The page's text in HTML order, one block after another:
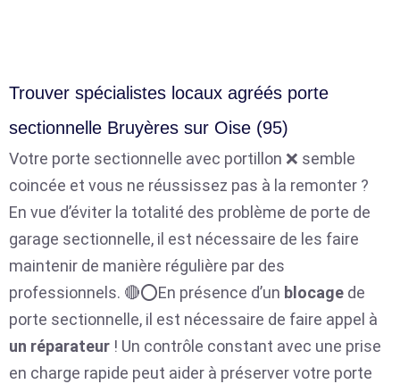
Trouver spécialistes locaux agréés porte
sectionnelle Bruyères sur Oise (95)
Votre porte sectionnelle avec portillon ❌ semble
coincée et vous ne réussissez pas à la remonter ?
En vue d’éviter la totalité des problème de porte de
garage sectionnelle, il est nécessaire de les faire
maintenir de manière régulière par des
professionnels. 🔴⭕En présence d’un blocage de
porte sectionnelle, il est nécessaire de faire appel à
un réparateur ! Un contrôle constant avec une prise
en charge rapide peut aider à préserver votre porte